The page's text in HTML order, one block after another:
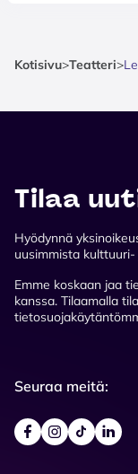
Kotisivu>Teatteri>
Tilaa
Hyödynnä
uusimmista
Emme koskaan jaa
kanssa. Tilaamalla
Seuraa meitä: